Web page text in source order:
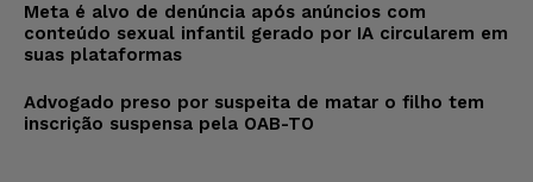
Meta é alvo de denúncia após anúncios com
conteúdo sexual infantil gerado por IA circularem em
suas plataformas
Advogado preso por suspeita de matar o filho tem
inscrição suspensa pela OAB-TO